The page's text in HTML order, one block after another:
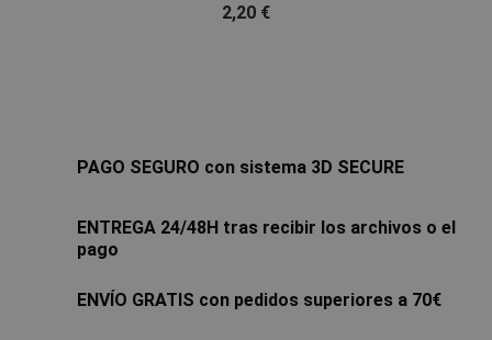
2,20 €
PAGO SEGURO con sistema 3D SECURE
ENTREGA 24/48H tras recibir los archivos o el
pago
ENVÍO GRATIS con pedidos superiores a 70€